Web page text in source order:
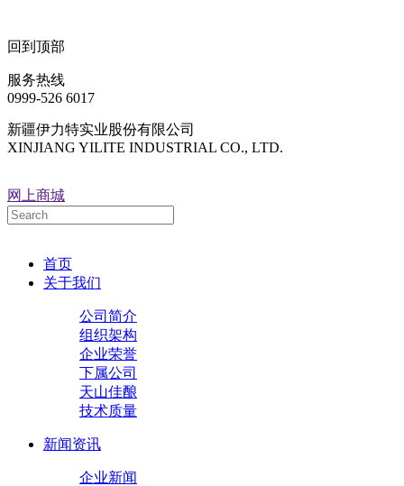
回到顶部
服务热线
0999-526 6017
新疆伊力特实业股份有限公司
XINJIANG YILITE INDUSTRIAL CO., LTD.
网上商城
首页
关于我们
公司简介
组织架构
企业荣誉
下属公司
天山佳酿
技术质量
新闻资讯
企业新闻